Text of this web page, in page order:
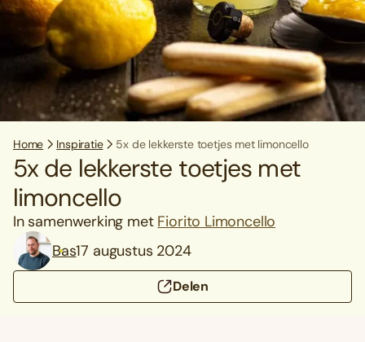
Home Inspiratie 5x de lekkerste toetjes met limoncello
5x de lekkerste toetjes met
limoncello
In samenwerking met Fiorito Limoncello
Bas17 augustus 2024
Delen